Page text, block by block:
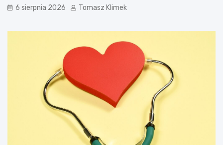
6 sierpnia 2026 Tomasz Klimek